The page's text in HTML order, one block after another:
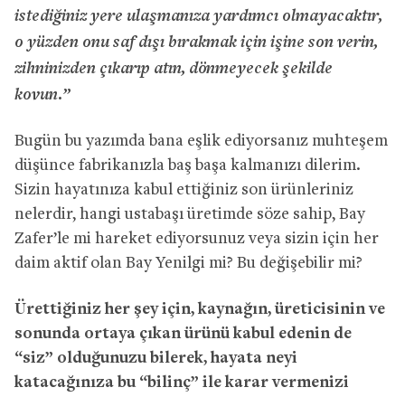
istediğiniz yere ulaşmanıza yardımcı olmayacaktır,
o yüzden onu saf dışı bırakmak için işine son verin,
zihninizden çıkarıp atın, dönmeyecek şekilde
kovun.”
Bugün bu yazımda bana eşlik ediyorsanız muhteşem
düşünce fabrikanızla baş başa kalmanızı dilerim.
Sizin hayatınıza kabul ettiğiniz son ürünleriniz
nelerdir, hangi ustabaşı üretimde söze sahip, Bay
Zafer’le mi hareket ediyorsunuz veya sizin için her
daim aktif olan Bay Yenilgi mi? Bu değişebilir mi?
Ürettiğiniz her şey için, kaynağın, üreticisinin ve
sonunda ortaya çıkan ürünü kabul edenin de
“siz” olduğunuzu bilerek, hayata neyi
katacağınıza bu “bilinç” ile karar vermenizi